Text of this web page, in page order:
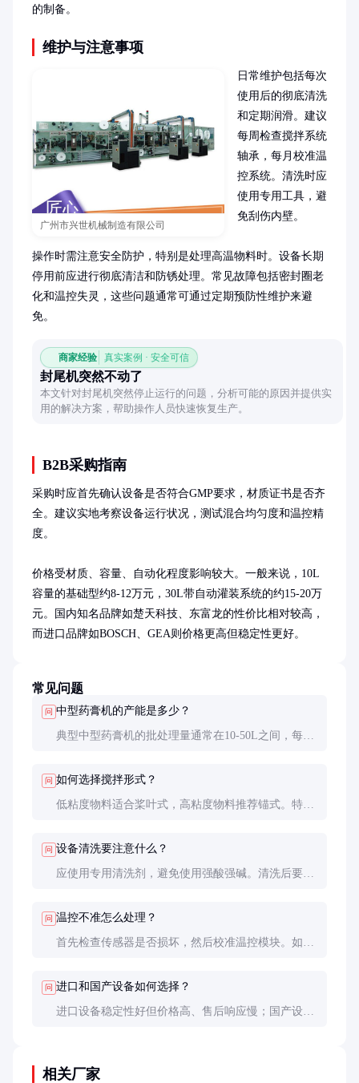
的制备。
维护与注意事项
广州市兴世机械制造有限公司
日常维护包括每次
使用后的彻底清洗
和定期润滑。建议
每周检查搅拌系统
轴承，每月校准温
控系统。清洗时应
使用专用工具，避
免刮伤内壁。
操作时需注意安全防护，特别是处理高温物料时。设备长期
停用前应进行彻底清洁和防锈处理。常见故障包括密封圈老
化和温控失灵，这些问题通常可通过定期预防性维护来避
免。
商家经验 真实案例 · 安全可信
封尾机突然不动了
本文针对封尾机突然停止运行的问题，分析可能的原因并提供实
用的解决方案，帮助操作人员快速恢复生产。
B2B采购指南
采购时应首先确认设备是否符合GMP要求，材质证书是否齐
全。建议实地考察设备运行状况，测试混合均匀度和温控精
度。
价格受材质、容量、自动化程度影响较大。一般来说，10L
容量的基础型约8-12万元，30L带自动灌装系统的约15-20万
元。国内知名品牌如楚天科技、东富龙的性价比相对较高，
而进口品牌如BOSCH、GEA则价格更高但稳定性更好。
常见问题
问 中型药膏机的产能是多少？
典型中型药膏机的批处理量通常在10-50L之间，每小
问 如何选择搅拌形式？
低粘度物料适合桨叶式，高粘度物料推荐锚式。特殊
问 设备清洗要注意什么？
应使用专用清洗剂，避免使用强酸强碱。清洗后要彻
问 温控不准怎么处理？
首先检查传感器是否损坏，然后校准温控模块。如果
问 进口和国产设备如何选择？
进口设备稳定性好但价格高、售后响应慢；国产设备
相关厂家